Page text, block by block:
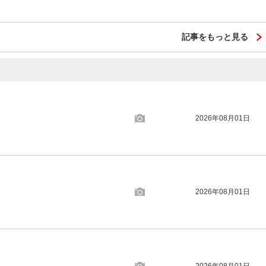
記事をもっと見る
2026年08月01日
2026年08月01日